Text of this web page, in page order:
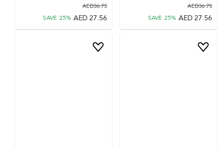
36.75
AED
27.56
AED
SAVE 25%
36.75
AED
27.56
AED
SAVE 25%